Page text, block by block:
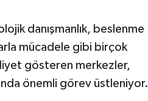
danışmanlık, beslenme
mücadele gibi birçok
gösteren merkezler,
önemli görev üstleniyor.